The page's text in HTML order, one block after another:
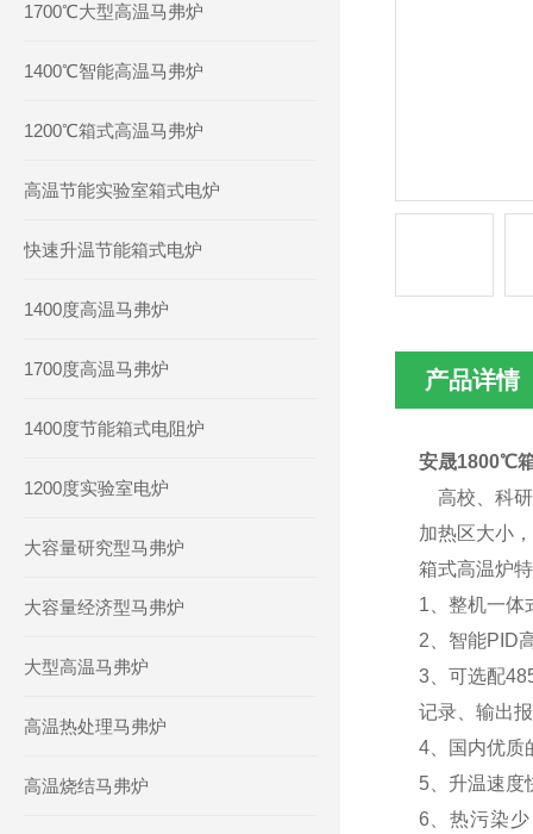
1700℃大型高温马弗炉
1400℃智能高温马弗炉
1200℃箱式高温马弗炉
高温节能实验室箱式电炉
快速升温节能箱式电炉
1400度高温马弗炉
1700度高温马弗炉
1400度节能箱式电阻炉
1200度实验室电炉
大容量研究型马弗炉
大容量经济型马弗炉
大型高温马弗炉
高温热处理马弗炉
高温烧结马弗炉
产品详情
安晟1800℃
高校、科研
加热区大小
箱式高温炉
1、整机一体
2、智能PID
3、可选配
记录、输出
4、国内优质
5、升温速度
6、热污染